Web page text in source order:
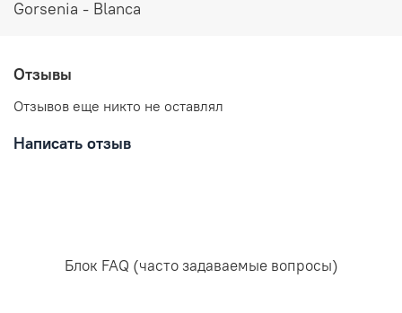
3% полиэстер
Рекомендована ручная стирка при температуре воды,
не превышающей 30 градусов. Любое отбеливание
его эстетический вид.
Gorsenia - Blanca
Отзывы
Отзывов еще никто не оставлял
Написать отзыв
Блок FAQ (часто задаваемые вопросы)